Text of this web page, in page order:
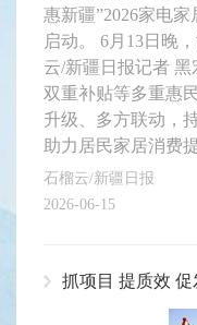
惠新疆”2026家电
启动。 6月13日晚
云/新疆日报记者
双重补贴等多重惠
升级、多方联动，
助力居民家居消费
石榴云/新疆日报
2026-06-15